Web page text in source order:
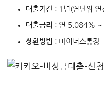
대출기간: 1년(연단위 연
대출금리 : 연 5.084% ~
상환방법 : 마이너스통장